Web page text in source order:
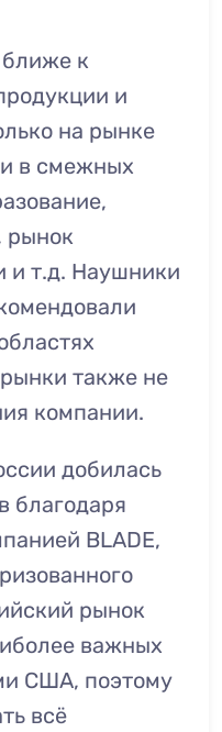
ближе к
и
на рынке
и в смежных
рынок
и т.д. Наушники
также не
компании.
добилась
благодаря
BLADE,
рынок
важных
США, поэтому
всё